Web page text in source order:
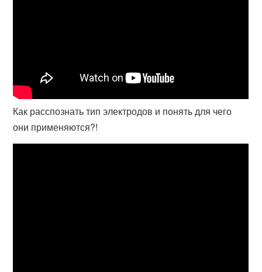
Как расспознать тип электродов и понять для чего
они применяются?!